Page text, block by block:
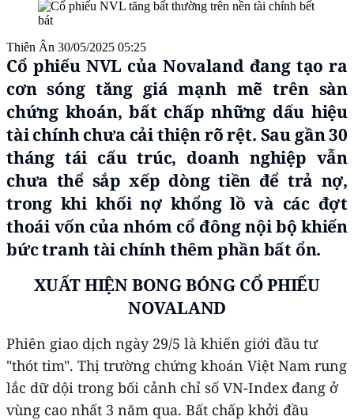
Thiên Ân 30/05/2025 05:25
Cổ phiếu NVL của Novaland đang tạo ra
cơn sóng tăng giá mạnh mẽ trên sàn
chứng khoán, bất chấp những dấu hiệu
tài chính chưa cải thiện rõ rệt. Sau gần 30
tháng tái cấu trúc, doanh nghiệp vẫn
chưa thể sắp xếp dòng tiền để trả nợ,
trong khi khối nợ khổng lồ và các đợt
thoái vốn của nhóm cổ đông nội bộ khiến
bức tranh tài chính thêm phần bất ổn.
XUẤT HIỆN BONG BÓNG CỔ PHIẾU
NOVALAND
Phiên giao dịch ngày 29/5 là khiến giới đầu tư
"thót tim". Thị trường chứng khoán Việt Nam rung
lắc dữ dội trong bối cảnh chỉ số VN-Index đang ở
vùng cao nhất 3 năm qua. Bất chấp khởi đầu